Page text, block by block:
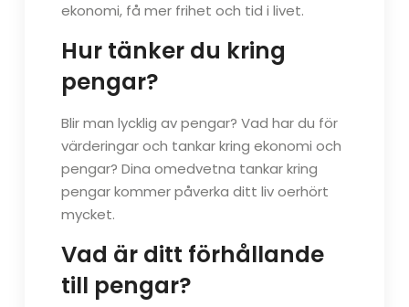
ekonomi, få mer frihet och tid i livet.
Hur tänker du kring
pengar?
Blir man lycklig av pengar? Vad har du för
värderingar och tankar kring ekonomi och
pengar? Dina omedvetna tankar kring
pengar kommer påverka ditt liv oerhört
mycket.
Vad är ditt förhållande
till pengar?